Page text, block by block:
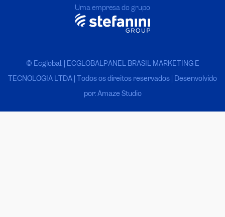
Uma empresa do grupo
© Ecglobal. | ECGLOBALPANEL BRASIL MARKETING E
TECNOLOGIA LTDA | Todos os direitos reservados | Desenvolvido
por: Amaze Studio